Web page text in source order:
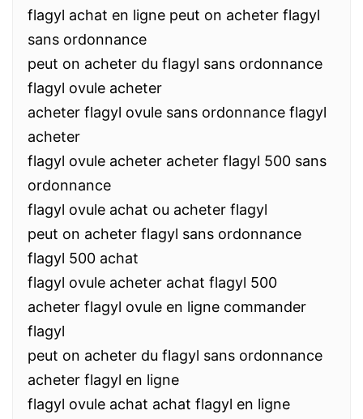
flagyl achat en ligne peut on acheter flagyl
sans ordonnance
peut on acheter du flagyl sans ordonnance
flagyl ovule acheter
acheter flagyl ovule sans ordonnance flagyl
acheter
flagyl ovule acheter acheter flagyl 500 sans
ordonnance
flagyl ovule achat ou acheter flagyl
peut on acheter flagyl sans ordonnance
flagyl 500 achat
flagyl ovule acheter achat flagyl 500
acheter flagyl ovule en ligne commander
flagyl
peut on acheter du flagyl sans ordonnance
acheter flagyl en ligne
flagyl ovule achat achat flagyl en ligne